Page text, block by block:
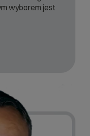
wyborem jest